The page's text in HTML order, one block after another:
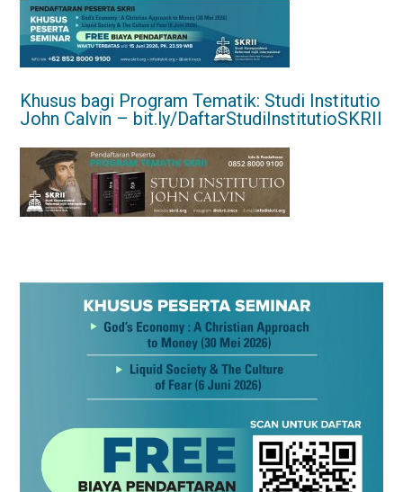
Khusus bagi Program Tematik: Studi Institutio
John Calvin – bit.ly/DaftarStudiInstitutioSKRII